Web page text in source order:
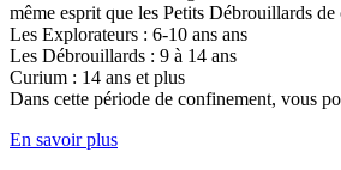
même esprit que les Petits Débrouillards de
Les Explorateurs : 6-10 ans ans
Les Débrouillards : 9 à 14 ans
Curium : 14 ans et plus
Dans cette période de confinement, vous
En savoir plus